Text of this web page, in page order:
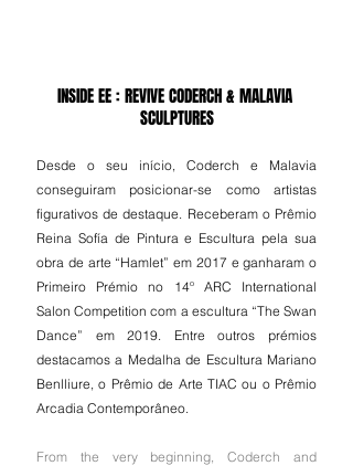
INSIDE EE : REVIVE CODERCH & MALAVIA
SCULPTURES
Desde o seu início, Coderch e Malavia
conseguiram posicionar-se como artistas
figurativos de destaque. Receberam o Prêmio
Reina Sofía de Pintura e Escultura pela sua
obra de arte “Hamlet” em 2017 e ganharam o
Primeiro Prémio no 14º ARC International
Salon Competition com a escultura “The Swan
Dance” em 2019. Entre outros prémios
destacamos a Medalha de Escultura Mariano
Benlliure, o Prêmio de Arte TIAC ou o Prêmio
Arcadia Contemporâneo.
From the very beginning, Coderch and